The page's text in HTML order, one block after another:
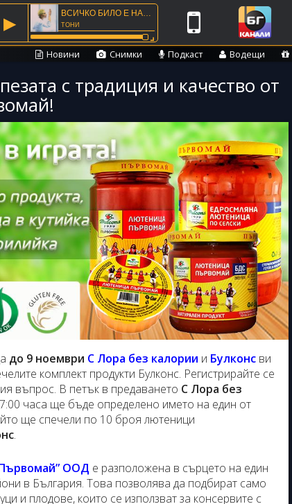
▶
ВСИЧКО БИЛО Е НАСЪН
ТОНИ
⌟
Новини Снимки Подкаст Водещи
с традиция и качество от
до 9 ноември С Лора без калории и Булконс ви
комплект продукти Булконс. Регистрирайте се
въпрос. В петък в предаването С Лора без
часа ще бъде определено името на един от
ще спечели по 10 броя лютеници
.
ООД е разположена в сърцето на един
в България. Това позволява да подбират само
и плодове, които се използват за консервите с